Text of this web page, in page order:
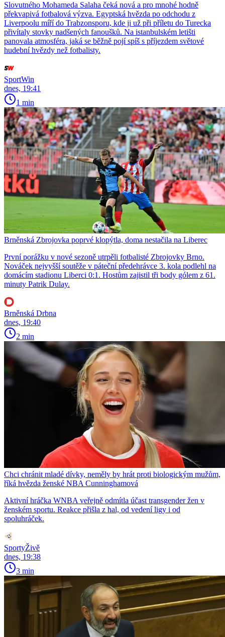
Slovutného Mohameda Salaha čeká nová a pro mnohé hodně
překvapivá fotbalová výzva. Egyptská hvězda po odchodu z
Liverpoolu míří do Trabzonsporu, kde ji už při příletu do Turecka
přivítaly stovky nadšených fanoušků. Na istanbulském letišti
panovala atmosféra, jaká se běžně pojí spíš s příjezdem světové
hudební hvězdy než fotbalisty.
SportWin
dnes, 19:41
1 min
Brněnská Zbrojovka poprvé klopýtla, doma nestačila na Liberec
První porážku v nové sezoně utrpěli fotbalisté Zbrojovky Brno.
Nováček nejvyšší soutěže v páteční předehrávce 3. kola podlehl na
domácím stadionu Liberci 0:1. Hostům zajistil tři body gólem z 61.
minuty Patrik Dulay.
Brněnská Drbna
dnes, 19:40
2 min
Chci chránit mladé dívky, neměly by hrát proti biologickým mužům,
říká hvězda ženské NBA Cunninghamová
Aktivní hráčka WNBA veřejně odmítla účast transgender žen v
ženském sportu. Reakce přišla z hal, od vedení ligy i od
spoluhráček.
SportyŽivě
dnes, 19:38
3 min